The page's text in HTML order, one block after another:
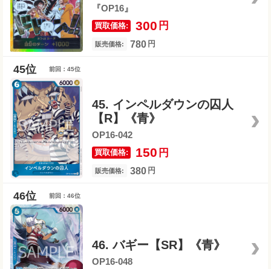
『OP16』
買取価格: 300 円
販売価格: 780 円
前回：45位
45. インペルダウンの囚人
【R】《青》
OP16-042
買取価格: 150 円
販売価格: 380 円
前回：46位
46. バギー【SR】《青》
OP16-048